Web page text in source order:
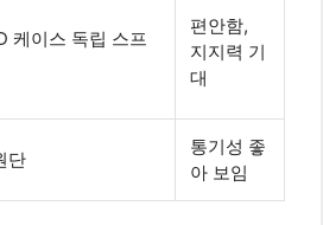
케이스 독립 스프
편안함,
지지력 기
대
단
통기성 좋
아 보임